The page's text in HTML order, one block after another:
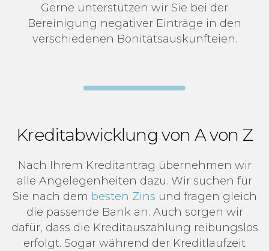
Gerne unterstützen wir Sie bei der
Bereinigung negativer Einträge in den
verschiedenen Bonitätsauskunfteien.
Kreditabwicklung von A von Z
Nach Ihrem Kreditantrag übernehmen wir
alle Angelegenheiten dazu. Wir suchen für
Sie nach dem besten Zins und fragen gleich
die passende Bank an. Auch sorgen wir
dafür, dass die Kreditauszahlung reibungslos
erfolgt. Sogar während der Kreditlaufzeit